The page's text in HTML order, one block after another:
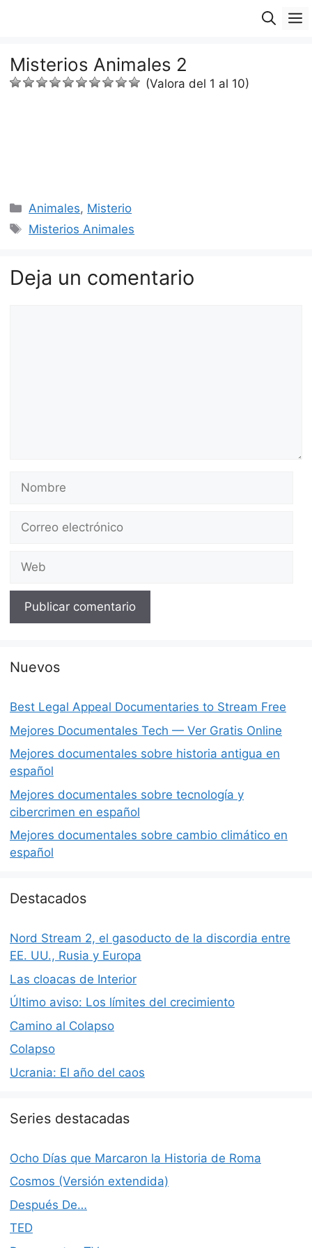
Misterios Animales 2
(Valora del 1 al 10)
Categorías
Animales, Misterio
Etiquetas
Misterios Animales
Deja un comentario
Nombre
Correo
Web
Nuevos
Best Legal Appeal Documentaries to Stream Free
Mejores Documentales Tech — Ver Gratis Online
Mejores documentales sobre historia antigua en
español
Mejores documentales sobre tecnología y
cibercrimen en español
Mejores documentales sobre cambio climático en
español
Destacados
Nord Stream 2, el gasoducto de la discordia entre
EE. UU., Rusia y Europa
Las cloacas de Interior
Último aviso: Los límites del crecimiento
Camino al Colapso
Colapso
Ucrania: El año del caos
Series destacadas
Ocho Días que Marcaron la Historia de Roma
Cosmos (Versión extendida)
Después De…
TED